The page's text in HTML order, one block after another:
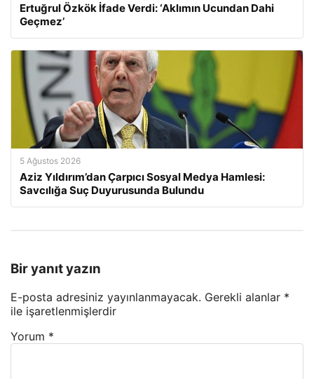
Ertuğrul Özkök İfade Verdi: ‘Aklımın Ucundan Dahi
Geçmez’
5 Ağustos 2026
Aziz Yıldırım’dan Çarpıcı Sosyal Medya Hamlesi:
Savcılığa Suç Duyurusunda Bulundu
Bir yanıt yazın
E-posta adresiniz yayınlanmayacak. Gerekli alanlar *
ile işaretlenmişlerdir
Yorum *